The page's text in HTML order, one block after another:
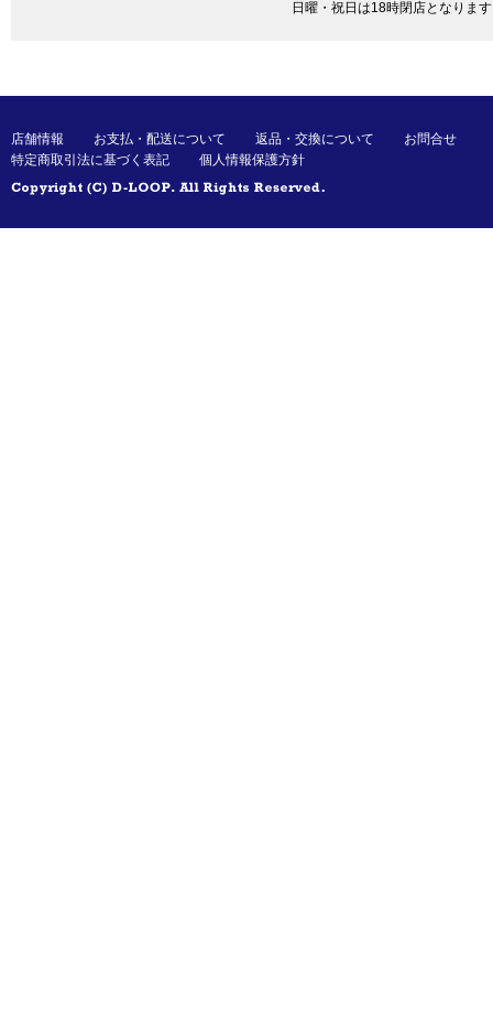
日曜・祝日は18時閉店となりま
店舗情報 お支払・配送について 返品・交換について
お問合せ
特定商取引法に基づく表記
個人情報保護方針